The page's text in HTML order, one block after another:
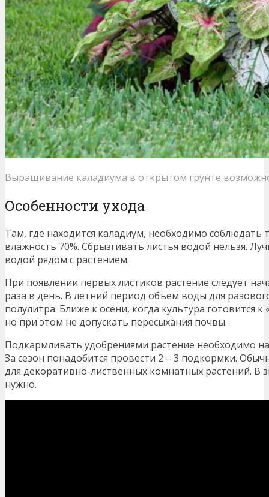
Выращивание каладиума в открытом грунте
Особенности ухода
Там, где находится каладиум, необходимо соблюдать
влажность 70%. Сбрызгивать листья водой нельзя.
водой рядом с растением.
При появлении первых листиков растение следует
раза в день. В летний период объем воды для
полулитра. Ближе к осени, когда культура готовится
но при этом не допускать пересыхания почвы.
Подкармливать удобрениями растение необходимо
За сезон понадобится провести 2 – 3 подкормки.
для декоративно-лиственных комнатных растений. В
нужно.